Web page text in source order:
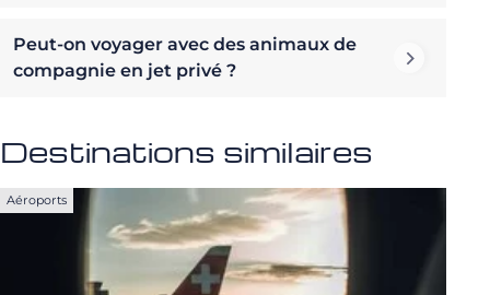
Peut-on voyager avec des animaux de
compagnie en jet privé ?
Destinations similaires
Aéroports